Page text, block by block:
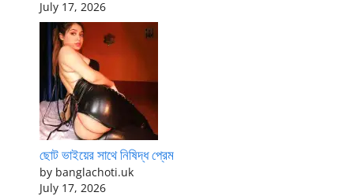
July 17, 2026
ছোট ভাইয়ের সাথে নিষিদ্ধ প্রেম
by banglachoti.uk
July 17, 2026